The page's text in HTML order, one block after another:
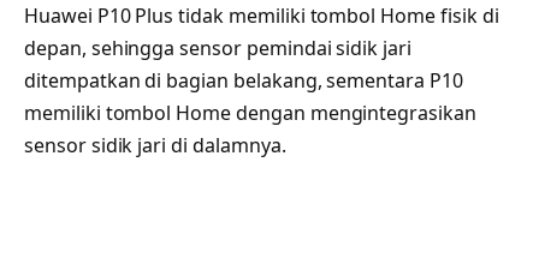
Huawei P10 Plus tidak memiliki tombol Home fisik di
depan, sehingga sensor pemindai sidik jari
ditempatkan di bagian belakang, sementara P10
memiliki tombol Home dengan mengintegrasikan
sensor sidik jari di dalamnya.